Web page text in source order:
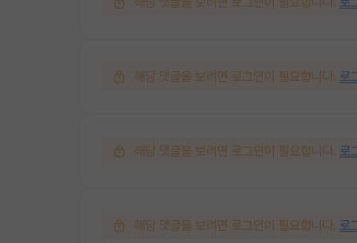
해당 댓글을 보려면 로그인이 필요합니다. 로
해당 댓글을 보려면 로그인이 필요합니다. 로
해당 댓글을 보려면 로그인이 필요합니다. 로